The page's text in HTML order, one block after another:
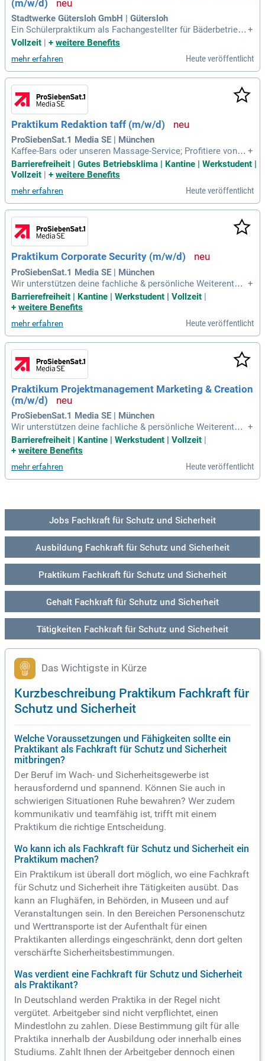
(m/w/d)
Stadtwerke Gütersloh GmbH | Gütersloh
Ein Schülerpraktikum als Fachangestellter für Bäderbetriebe
(m/w/d) bietet spannende Einblicke in die Welt der Wasser
ganisiert und die Badewasserqualität überwacht. Zu den Auf
gaben gehören auch die Pflege und Wartung der Bäder und F
reizeiteinrichtungen. Sicherheit und Erste-Hilfe-Maßnahmen
sind ebenfalls zentrale Bestandteile des Berufs. Zudem wer
den Besucherwünsche erkannt und mit Angeboten für Sport
und Spaß umgesetzt. Bewirb dich jetzt für dein Praktikum un
d entdecke die vielfältigen Möglichkeiten in diesem Berufsf
eld!
+
Vollzeit | + weitere Benefits
mehr erfahren Heute veröffentlicht
Praktikum Redaktion taff (m/w/d)
ProSiebenSat.1 Media SE | München
Kaffee-Bars oder unseren Massage-Service; Profitiere von ei
ner stark vergünstigten, deutschlandweiten Mitgliedschaft b
ei Urban Sports Club sowie zahlreichen weiteren Sonderrab
nem Bereich neue Leute
+
Barrierefreiheit | Gutes Betriebsklima | Kantine | Werkstudent |
Vollzeit
+ weitere Benefits
mehr erfahren Heute veröffentlicht
Praktikum Corporate Security (m/w/d)
ProSiebenSat.1 Media SE | München
Wir unterstützen deine fachliche & persönliche Weiterentwic
klung on the job. Mehr zu unserem Bewerbungsprozess find
est du [hier] (https://karriere.prosiebensat1.com/deine-bewe
+
Barrierefreiheit | Kantine | Werkstudent | Vollzeit |
+ weitere Benefits
mehr erfahren Heute veröffentlicht
Praktikum Projektmanagement Marketing & Creation
(m/w/d)
ProSiebenSat.1 Media SE | München
Wir unterstützen deine fachliche & persönliche Weiterentwic
klung on the job. Mehr zu unserem Bewerbungsprozess find
est du [hier] (https://karriere.prosiebensat1.com/deine-bewe
+
Barrierefreiheit | Kantine | Werkstudent | Vollzeit |
+ weitere Benefits
mehr erfahren Heute veröffentlicht
Jobs Fachkraft für Schutz und Sicherheit
Ausbildung Fachkraft für Schutz und Sicherheit
Praktikum Fachkraft für Schutz und Sicherheit
Gehalt Fachkraft für Schutz und Sicherheit
Tätigkeiten Fachkraft für Schutz und Sicherheit
Das Wichtigste in Kürze
Kurzbeschreibung Praktikum Fachkraft für
Schutz und Sicherheit
Welche Voraussetzungen und Fähigkeiten sollte ein
Praktikant als Fachkraft für Schutz und Sicherheit
mitbringen?
Der Beruf im Wach- und Sicherheitsgewerbe ist
herausfordernd und spannend. Können Sie auch in
schwierigen Situationen Ruhe bewahren? Wer zudem
kommunikativ und teamfähig ist, trifft mit einem
Praktikum die richtige Entscheidung.
Wo kann ich als Fachkraft für Schutz und Sicherheit ein
Praktikum machen?
Ein Praktikum ist überall dort möglich, wo eine Fachkraft
für Schutz und Sicherheit ihre Tätigkeiten ausübt. Das
kann an Flughäfen, in Behörden, in Museen und auf
Veranstaltungen sein. In den Bereichen Personenschutz
und Werttransporte ist der Aufenthalt für einen
Praktikanten allerdings eingeschränkt, denn dort gelten
verschärfte Sicherheitsbestimmungen.
Was verdient eine Fachkraft für Schutz und Sicherheit
als Praktikant?
In Deutschland werden Praktika in der Regel nicht
vergütet. Arbeitgeber sind nicht verpflichtet, einen
Mindestlohn zu zahlen. Diese Bestimmung gilt für alle
Praktika innerhalb der Ausbildung oder innerhalb eines
Studiums. Zahlt Ihnen der Arbeitgeber dennoch einen